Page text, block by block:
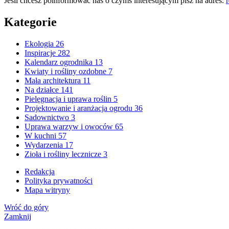
Kategorie
Ekologia 26
Inspiracje 282
Kalendarz ogrodnika 13
Kwiaty i rośliny ozdobne 7
Mała architektura 11
Na działce 141
Pielęgnacja i uprawa roślin 5
Projektowanie i aranżacja ogrodu 36
Sadownictwo 3
Uprawa warzyw i owoców 65
W kuchni 57
Wydarzenia 17
Zioła i rośliny lecznicze 3
Redakcja
Polityka prywatności
Mapa witryny
Wróć do góry
Zamknij